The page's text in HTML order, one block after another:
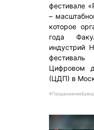
фестивале
–
которое
года
индустрий
Цифровом
(ЦДП) в